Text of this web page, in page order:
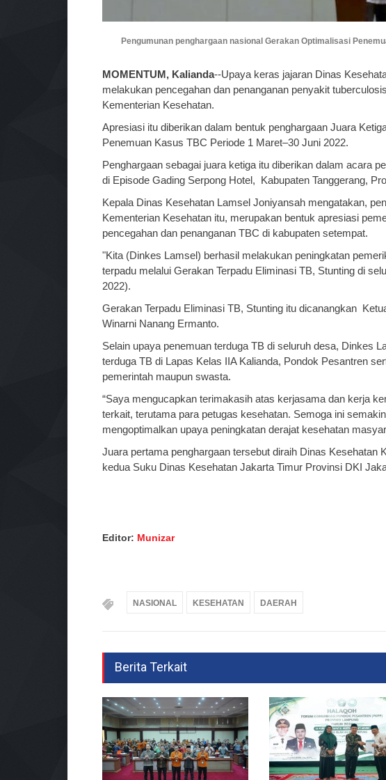
Pengumunan penghargaan nasional Gerakan Optimalisasi
MOMENTUM, Kalianda--Upaya keras jajaran Dinas
melakukan pencegahan dan penanganan penyakit
Kementerian Kesehatan.
Apresiasi itu diberikan dalam bentuk penghargaan Juara
Penemuan Kasus TBC Periode 1 Maret–30 Juni 2022.
Penghargaan sebagai juara ketiga itu diberikan dalam acara
di Episode Gading Serpong Hotel, Kabupaten Tanggerang,
Kepala Dinas Kesehatan Lamsel Joniyansah mengatakan,
Kementerian Kesehatan itu, merupakan bentuk apresiasi
pencegahan dan penanganan TBC di kabupaten setempat.
"Kita (Dinkes Lamsel) berhasil melakukan peningkatan
terpadu melalui Gerakan Terpadu Eliminasi TB, Stunting di
2022).
Gerakan Terpadu Eliminasi TB, Stunting itu dicanangkan
Winarni Nanang Ermanto.
Selain upaya penemuan terduga TB di seluruh desa, Dinkes
terduga TB di Lapas Kelas IIA Kalianda, Pondok Pesantren
pemerintah maupun swasta.
“Saya mengucapkan terimakasih atas kerjasama dan kerja
terkait, terutama para petugas kesehatan. Semoga ini
mengoptimalkan upaya peningkatan derajat kesehatan
Juara pertama penghargaan tersebut diraih Dinas Kesehatan
kedua Suku Dinas Kesehatan Jakarta Timur Provinsi DKI
Editor: Munizar
NASIONAL KESEHATAN DAERAH
Berita Terkait